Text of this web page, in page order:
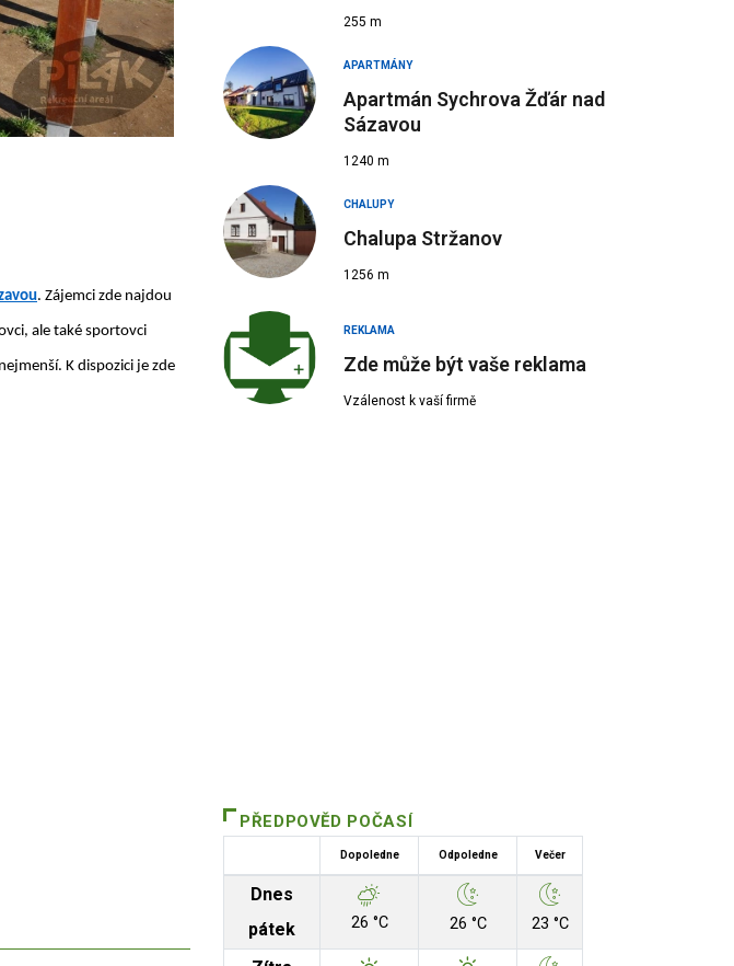
Autor / Zdroj: Marek Urban
. Zájemci zde najdou
ale také sportovci
K dispozici je zde
255 m
APARTMÁNY
Apartmán Sychrova Žďár nad
Sázavou
1240 m
CHALUPY
Chalupa Stržanov
1256 m
REKLAMA
Zde může být vaše reklama
Vzálenost k vaší firmě
PŘEDPOVĚD POČASÍ
Dopoledne Odpoledne Večer
Dnes
pátek
26 °C 26 °C 23 °C